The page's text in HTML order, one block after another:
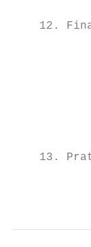
12.
13.